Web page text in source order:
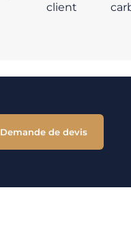
client
Demande de devis